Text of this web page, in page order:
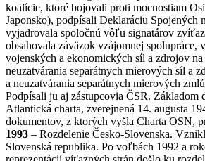
koalície, ktoré bojovali proti mocnostiam
Japonsko), podpísali Deklaráciu Spojených
vyjadrovala spoločnú vôľu signatárov
obsahovala záväzok vzájomnej spolupráce,
vojenských a ekonomických síl a zdrojov
neuzatvárania separátnych mierových síl a
a neuzatvárania separátnych mierových
Podpísali ju aj zástupcovia ČSR. Základom
Atlantická charta, zverejnená 14. augusta
dokumentov, z ktorých vyšla Charta OSN,
1993 – Rozdelenie Česko-Slovenska.
Slovenská republika. Po voľbách 1992 a